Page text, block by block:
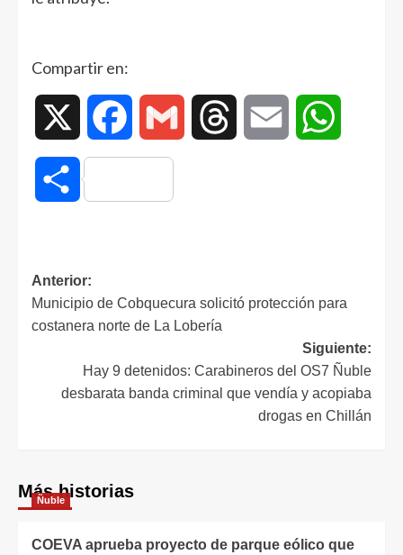
Compartir en:
Facebook Gmail Threads Email
Compartir
Anterior:
Municipio de Cobquecura solicitó protección para
costanera norte de La Lobería
Siguiente:
Hay 9 detenidos: Carabineros del OS7 Ñuble
desbarata banda criminal que vendía y acopiaba
drogas en Chillán
Más historias
Ñuble
COEVA aprueba proyecto de parque eólico que